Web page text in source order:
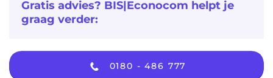
Gratis advies? BIS|Econocom helpt je
graag verder:
0180 - 486 777